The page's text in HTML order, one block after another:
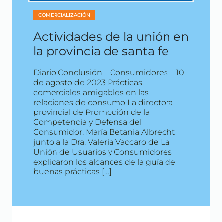
COMERCIALIZACIÓN
Actividades de la unión en
la provincia de santa fe
Diario Conclusión – Consumidores – 10
de agosto de 2023 Prácticas
comerciales amigables en las
relaciones de consumo La directora
provincial de Promoción de la
Competencia y Defensa del
Consumidor, María Betania Albrecht
junto a la Dra. Valeria Vaccaro de La
Unión de Usuarios y Consumidores
explicaron los alcances de la guía de
buenas prácticas […]